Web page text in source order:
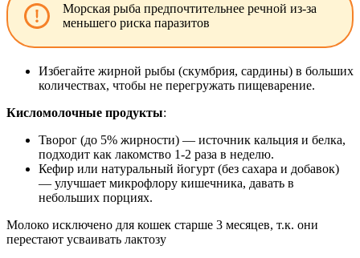
Морская рыба предпочтительнее речной из-за
меньшего риска паразитов
Избегайте жирной рыбы (скумбрия, сардины) в больших
количествах, чтобы не перегружать пищеварение.
Кисломолочные продукты:
Творог (до 5% жирности) — источник кальция и белка,
подходит как лакомство 1-2 раза в неделю.
Кефир или натуральный йогурт (без сахара и добавок)
— улучшает микрофлору кишечника, давать в
небольших порциях.
Молоко исключено для кошек старше 3 месяцев, т.к. они
перестают усваивать лактозу